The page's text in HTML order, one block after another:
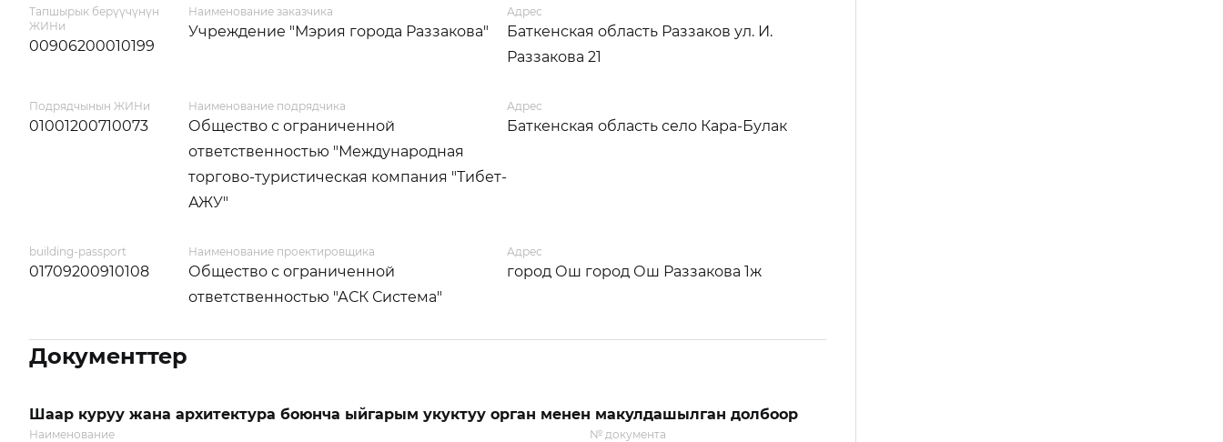
Тапшырык берүүчүнүн
ЖИНи
00906200010199
Наименование заказчика
Учреждение "Мэрия города Раззакова"
Адрес
Баткенская область Раззаков ул. И.
Раззакова 21
Подрядчынын ЖИНи
01001200710073
Наименование подрядчика
Общество с ограниченной
ответственностью "Международная
торгово-туристическая компания "Тибет-
АЖУ"
Адрес
Баткенская область село Кара-Булак
building-passport
01709200910108
Наименование проектировщика
Общество с ограниченной
ответственностью "АСК Система"
Адрес
город Ош город Ош Раззакова 1ж
Документтер
Шаар куруу жана архитектура боюнча ыйгарым укуктуу орган менен макулдашылган долбоор
Наименование № документа